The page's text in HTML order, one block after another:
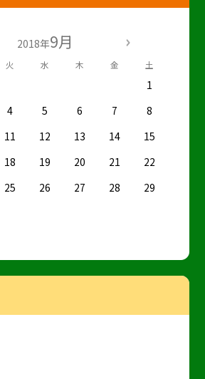
2018年9月
火 水 木 金 土
1
4 5 6 7
8
11 12 13 14
15
18 19 20 21
22
25 26 27 28
29